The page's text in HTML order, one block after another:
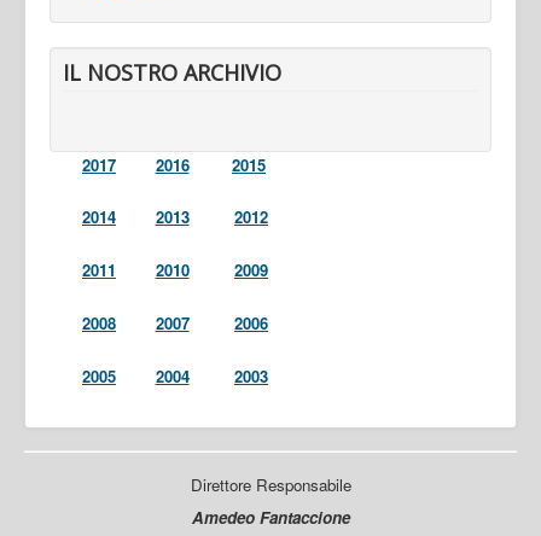
IL NOSTRO ARCHIVIO
2017 2016 2015
2014 2013 2012
2011 2010 2009
2008 2007 2006
2005 2004 2003
Direttore Responsabile
Amedeo Fantaccione